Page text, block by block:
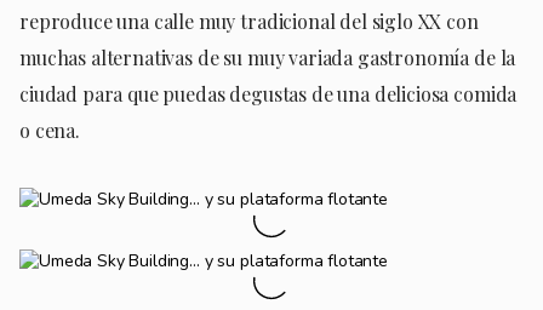
reproduce una calle muy tradicional del siglo XX con
muchas alternativas de su muy variada gastronomía de la
ciudad para que puedas degustas de una deliciosa comida
o cena.